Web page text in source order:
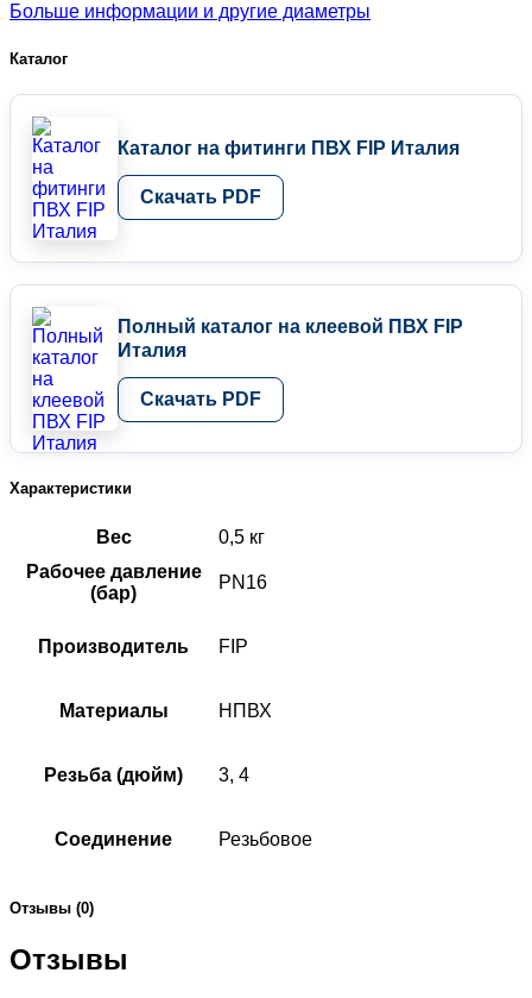
Больше информации и другие диаметры
Каталог
Каталог на фитинги ПВХ FIP Италия
Скачать PDF
Полный каталог на клеевой ПВХ FIP
Италия
Скачать PDF
Характеристики
Вес
0,5 кг
Рабочее давление
(бар)
PN16
Производитель FIP
Материалы НПВХ
Резьба (дюйм) 3, 4
Соединение Резьбовое
Отзывы (0)
Отзывы